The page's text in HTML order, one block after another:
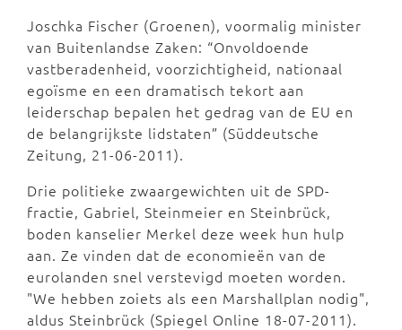
Joschka Fischer (Groenen), voormalig minister
van Buitenlandse Zaken: “Onvoldoende
vastberadenheid, voorzichtigheid, nationaal
egoïsme en een dramatisch tekort aan
leiderschap bepalen het gedrag van de EU en
de belangrijkste lidstaten” (Süddeutsche
Zeitung, 21-06-2011).
Drie politieke zwaargewichten uit de SPD-
fractie, Gabriel, Steinmeier en Steinbrück,
boden kanselier Merkel deze week hun hulp
aan. Ze vinden dat de economieën van de
eurolanden snel verstevigd moeten worden.
"We hebben zoiets als een Marshallplan nodig",
aldus Steinbrück (Spiegel Online 18-07-2011).